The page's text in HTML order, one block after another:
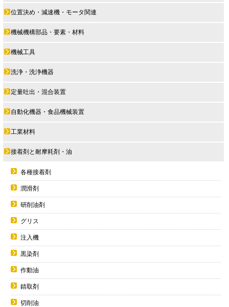
位置決め・減速機・モータ関連
機械機構部品・要素・材料
機械工具
洗浄・洗浄機器
定量吐出・混合装置
自動化機器・食品機械装置
工業材料
接着剤と耐摩耗剤・油
各種接着剤
潤滑剤
研削油剤
グリス
注入機
黒染剤
作動油
錆取剤
切削油